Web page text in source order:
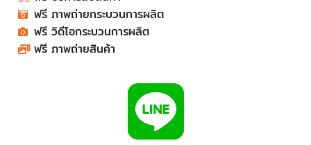
ฟรี ภาพถ่ายกระบวนการผลิต​​​​
ฟรี วิดีโอกระบวนการผลิต​​​​​​​​​​​​​​
ฟรี ภาพถ่ายสินค้า​​​​​​​​​​​​​​